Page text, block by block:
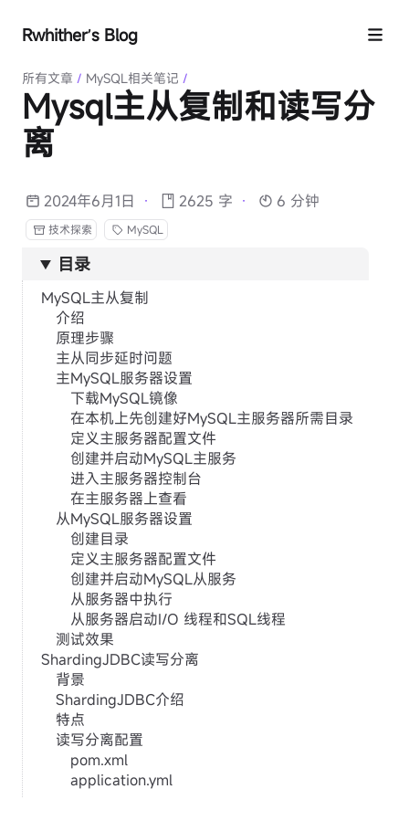
Rwhither’s Blog
所有文章 / MySQL相关笔记 /
Mysql主从复制和读写分
离
2024年6月1日 · 2625 字 · 6 分钟
技术探索 MySQL
目录
MySQL主从复制
介绍
原理步骤
主从同步延时问题
主MySQL服务器设置
下载MySQL镜像
在本机上先创建好MySQL主服务器所需目录
定义主服务器配置文件
创建并启动MySQL主服务
进入主服务器控制台
在主服务器上查看
从MySQL服务器设置
创建目录
定义主服务器配置文件
创建并启动MySQL从服务
从服务器中执行
从服务器启动I/O 线程和SQL线程
测试效果
ShardingJDBC读写分离
背景
ShardingJDBC介绍
特点
读写分离配置
pom.xml
application.yml